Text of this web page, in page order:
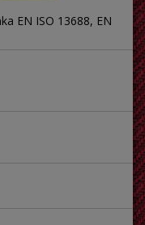
EN ISO 13688, EN